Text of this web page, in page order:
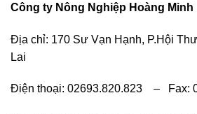
Công ty Nông Nghiệp Hoàng Minh
Địa chỉ: 170 Sư Vạn Hạnh, P.Hội
Lai
Điện thoại: 02693.820.823 – Fax: